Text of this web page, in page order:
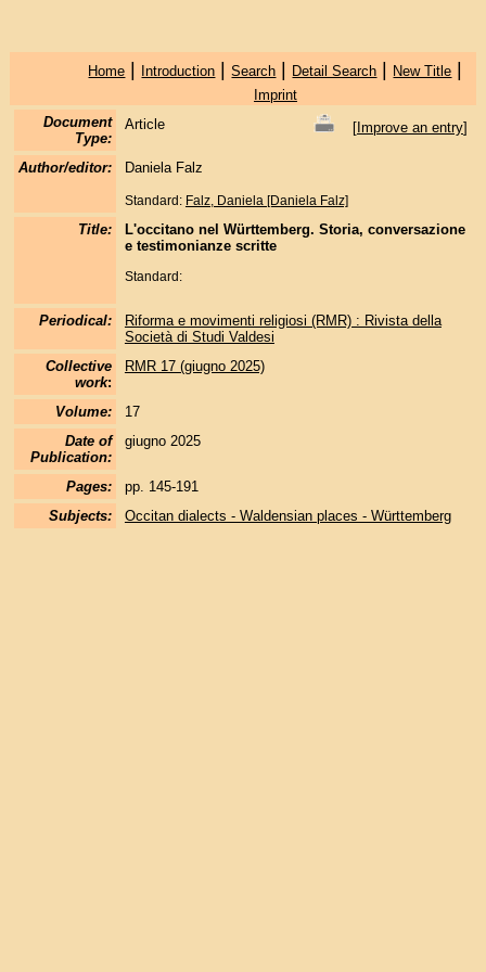
Home | Introduction |Search | Detail Search | New Title |
Imprint
Document
Type:
Article [Improve an entry]
Author/editor: Daniela Falz
Standard: Falz, Daniela [Daniela Falz]
Title:
L'occitano nel Württemberg. Storia, conversazione
e testimonianze scritte
Standard:
Periodical:
Riforma e movimenti religiosi (RMR) : Rivista della
Società di Studi Valdesi
Collective
work:
RMR 17 (giugno 2025)
Volume:
17
Date of
Publication:
giugno 2025
Pages:
pp. 145-191
Subjects:
Occitan dialects - Waldensian places - Württemberg